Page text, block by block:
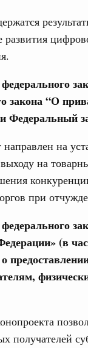
развития
закона “О
Федеральный
направлен на
на
при
(в
получателей
среда
участие в
Ате
июля, четверг
рабочую
30 июля
23 июля